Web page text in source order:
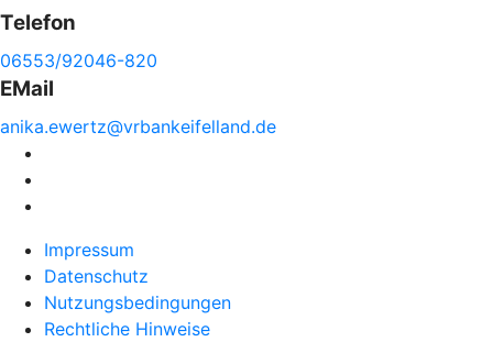
Telefon
06553/92046-820
EMail
anika.ewertz@vrbankeifelland.de
Impressum
Datenschutz
Nutzungsbedingungen
Rechtliche Hinweise